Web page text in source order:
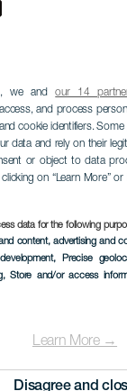
we andour 14
and process
cookie identifiers.
data and rely on their
or object to data
on “Learn More”
data for the following
content, advertising and
, Precise
, Store and/or access
Learn More →
Disagree and